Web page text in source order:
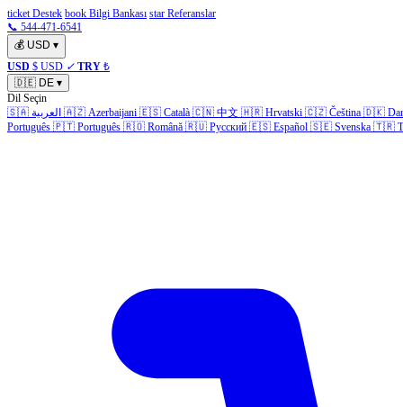
ticket Destek book Bilgi Bankası star Referanslar
📞 544-471-6541
💰 USD ▾
USD $ USD ✓ TRY ₺
🇩🇪 DE ▾
Dil Seçin
🇸🇦 العربية 🇦🇿 Azerbaijani 🇪🇸 Català 🇨🇳 中文 🇭🇷 Hrvatski 🇨🇿 Čeština 🇩🇰
Português 🇵🇹 Português 🇷🇴 Română 🇷🇺 Русский 🇪🇸 Español 🇸🇪 Svenska 🇹🇷